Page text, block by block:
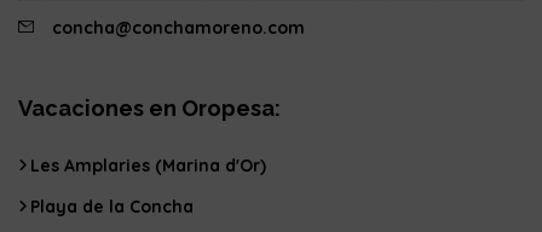
concha@conchamoreno.com
Vacaciones en Oropesa:
Les Amplaries (Marina d'Or)
Playa de la Concha